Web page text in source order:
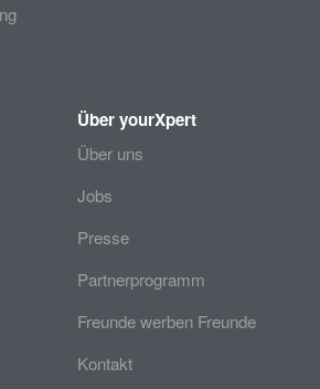
Über yourXpert
Über uns
Jobs
Presse
Partnerprogramm
Freunde werben Freunde
Kontakt